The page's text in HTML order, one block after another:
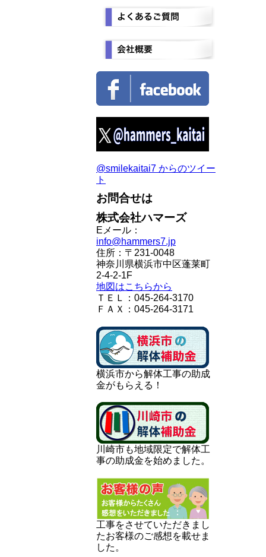
@smilekaitai7 からのツイー
ト
お問合せは
株式会社ハマーズ
Eメール：
info@hammers7.jp
住所：〒231-0048
神奈川県横浜市中区蓬莱町
2-4-2-1F
地図はこちらから
ＴＥＬ：045-264-3170
ＦＡＸ：045-264-3171
横浜市から解体工事の助成
金がもらえる！
川崎市も地域限定で解体工
事の助成金を始めました。
工事をさせていただきまし
たお客様のご感想を載せま
した。